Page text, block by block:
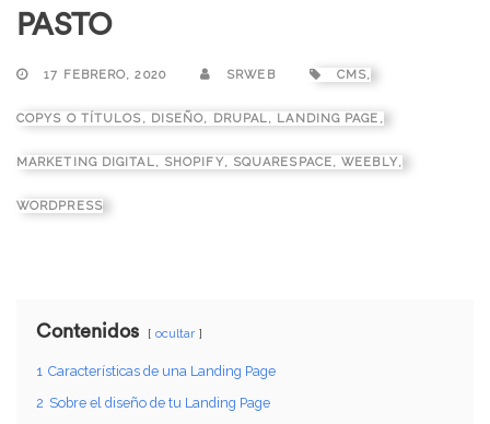
PASTO
17 FEBRERO, 2020 SRWEB CMS,
COPYS O TÍTULOS, DISEÑO, DRUPAL, LANDING PAGE ,
MARKETING DIGITAL, SHOPIFY, SQUARESPACE,WEEBLY,
WORDPRESS
Contenidos ocultar
1 Características de una Landing Page
2 Sobre el diseño de tu Landing Page